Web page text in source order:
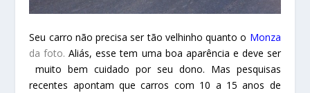
Seu carro não precisa ser tão velhinho quanto o Monza
da foto.Aliás, esse tem uma boa aparência e deve ser
muito bem cuidado por seu dono. Mas pesquisas
recentes apontam que carros com 10 a 15 anos de